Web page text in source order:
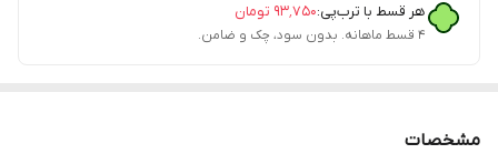
هر قسط با ترب‌پی:۹۳٬۷۵۰ تومان
۴ قسط ماهانه. بدون سود، چک و ضامن.
مشخصات